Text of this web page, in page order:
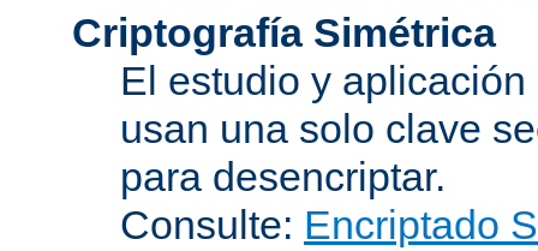
Criptografía Simétrica
El estudio y
usan una solo clave
para desencriptar.
Consulte: Encriptado